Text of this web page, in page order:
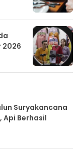
2026
Suryakancana
Api Berhasil